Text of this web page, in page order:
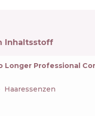
Inhaltsstoff
Longer Professional
Haaressenzen